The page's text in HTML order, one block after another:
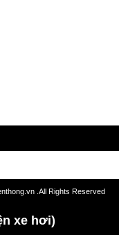
.All Rights Reserved
xe hơi)